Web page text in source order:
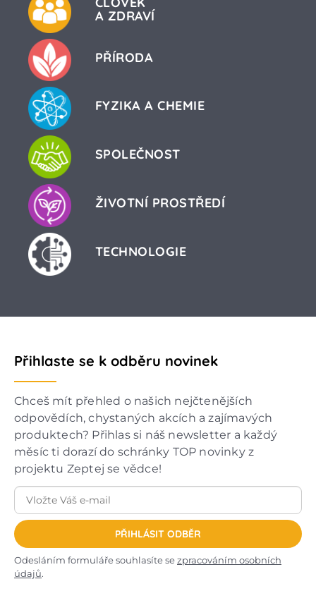
A ZDRAVÍ
PŘÍRODA
FYZIKA A CHEMIE
SPOLEČNOST
ŽIVOTNÍ PROSTŘEDÍ
TECHNOLOGIE
Přihlaste se k odběru novinek
Chceš mít přehled o našich nejčtenějších
odpovědích, chystaných akcích a zajímavých
produktech? Přihlas si náš newsletter a každý
měsíc ti dorazí do schránky TOP novinky z
projektu Zeptej se vědce!
PŘIHLÁSIT ODBĚR
Odesláním formuláře souhlasíte sezpracováním osobních
údajů.